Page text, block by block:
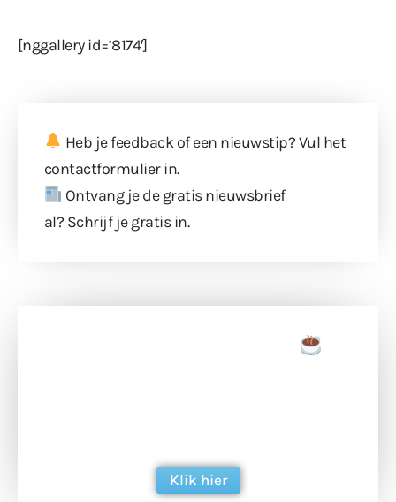
[nggallery id=’8174′]
Heb je feedback of een nieuwstip? Vul het
contactformulierin.
Ontvang je de gratis nieuwsbrief
al? Schrijf je gratis in.
Klik hier